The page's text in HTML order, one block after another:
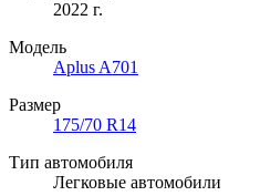
2022 г.
Модель
Aplus A701
Размер
175/70 R14
Тип автомобиля
Легковые автомобили